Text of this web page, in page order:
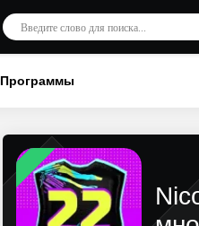
Программы